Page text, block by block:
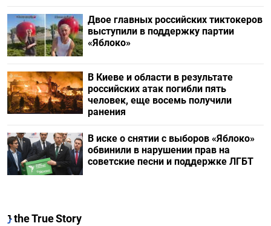
Двое главных российских тиктокеров
выступили в поддержку партии
«Яблоко»
В Киеве и области в результате
российских атак погибли пять
человек, еще восемь получили
ранения
В иске о снятии с выборов «Яблоко»
обвинили в нарушении прав на
советские песни и поддержке ЛГБТ